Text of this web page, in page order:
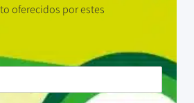
oferecidos por estes